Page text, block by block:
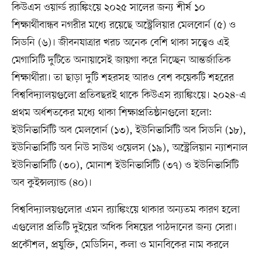
কিউএস ওয়ার্ল্ড র‍্যাঙ্কিংয়ে ২০২৫ সালের জন্য শীর্ষ ১০
শিক্ষার্থীবান্ধব নগরীর মধ্যে রয়েছে অস্ট্রেলিয়ার মেলবোর্ন (৫) ও
সিডনি (৬)। জীবনযাত্রার খরচ অনেক বেশি থাকা সত্ত্বেও এই
মেগাসিটি দুটিতে অনায়াসেই জায়গা করে নিচ্ছেন আন্তর্জাতিক
শিক্ষার্থীরা। তা ছাড়া দুটি শহরসহ আরও বেশ কয়েকটি শহরের
বিশ্ববিদ্যালয়গুলো প্রতিবছরই থাকে কিউএস র‍্যাঙ্কিংয়ে। ২০২৪-এ
প্রথম অর্ধশতকের মধ্যে থাকা শিক্ষাপ্রতিষ্ঠানগুলো হলো:
ইউনিভার্সিটি অব মেলবোর্ন (১৩), ইউনিভার্সিটি অব সিডনি (১৮),
ইউনিভার্সিটি অব নিউ সাউথ ওয়েলস (১৯), অস্ট্রেলিয়ান ন্যাশনাল
ইউনিভার্সিটি (৩০), মোনাশ ইউনিভার্সিটি (৩৭) ও ইউনিভার্সিটি
অব কুইন্সল্যান্ড (৪০)।
বিশ্ববিদ্যালয়গুলোর এমন র‍্যাঙ্কিংয়ে থাকার অন্যতম কারণ হলো
এগুলোর প্রতিটি দুইয়ের অধিক বিষয়ের পাঠদানের জন্য সেরা।
প্রকৌশল, প্রযুক্তি, মেডিসিন, কলা ও মানবিকের নাম করলে